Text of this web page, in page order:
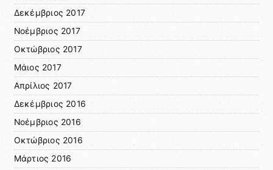
Δεκέμβριος 2017
Νοέμβριος 2017
Οκτώβριος 2017
Μάιος 2017
Απρίλιος 2017
Δεκέμβριος 2016
Νοέμβριος 2016
Οκτώβριος 2016
Μάρτιος 2016